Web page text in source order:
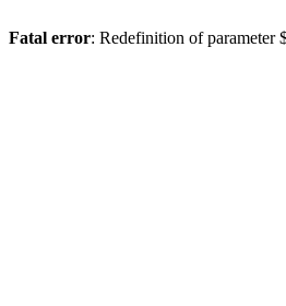
Fatal error: Redefinition of parameter